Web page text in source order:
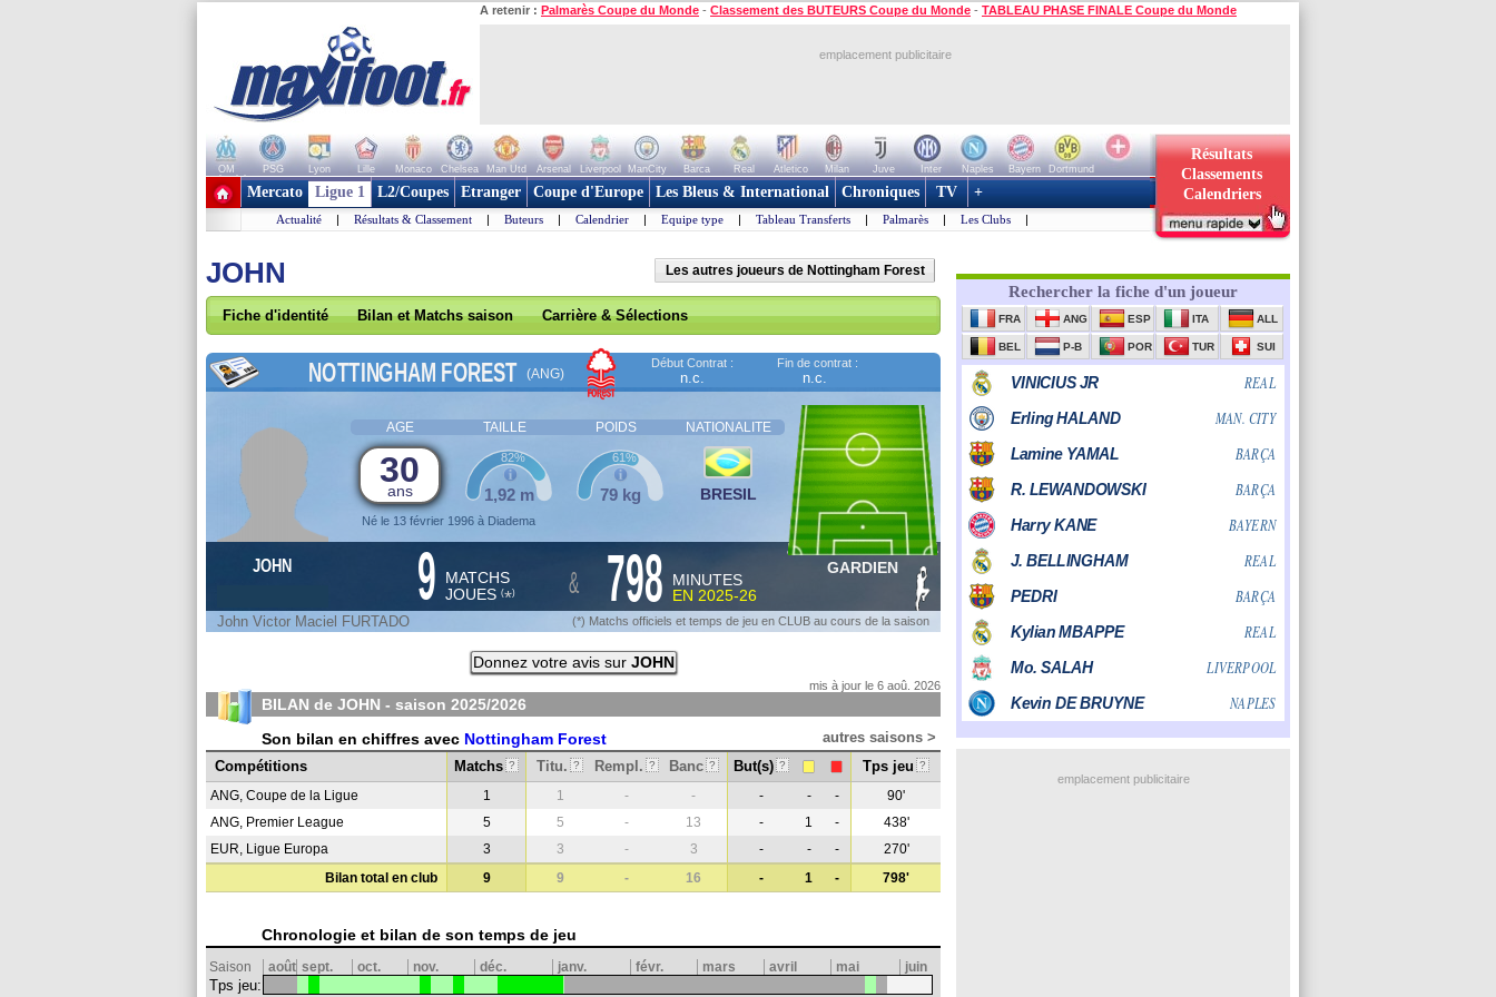
A retenir : Palmarès Coupe du Monde - Classement des BUTEURS Coupe du Monde - TABLEAU PHASE FINALE Coupe du Monde
emplacement publicitaire
OM PSG Lyon Lille Monaco Chelsea Man Utd Arsenal Liverpool ManCity Barca Real Atletico Milan Juve Inter Naples Bayern
Dortmund
+ de clubs
Résultats
Classements
Calendriers
Mercato Ligue 1 L2/Coupes Etranger Coupe d'Europe Les Bleus & International Chroniques TV +
Actualité | Résultats & Classement | Buteurs | Calendrier | Equipe type | Tableau Transferts | Palmarès | Les Clubs |
JOHN Les autres joueurs de Nottingham Forest
Fiche d'identité Bilan et Matchs saison Carrière & Sélections
NOTTINGHAM FOREST (ANG)
Début Contrat :
n.c.
Fin de contrat :
n.c.
AGE TAILLE POIDS NATIONALITE
30
ans
Né le 13 février 1996 à Diadema
1,92 m
82%
79 kg
61%
BRESIL
JOHN 9 MATCHS
JOUES (*) & 798
MINUTES
EN 2025-26
GARDIEN
John Victor Maciel FURTADO (*) Matchs officiels et temps de jeu en CLUB au cours de la saison
Donnez votre avis sur JOHN
mis à jour le 6 aoû. 2026
BILAN de JOHN - saison 2025/2026
Son bilan en chiffres avec Nottingham Forest
autres saisons >
Compétitions
Matchs ? Titu. ? Rempl. ? Banc ? But(s) ? Tps jeu ?
ANG, Coupe de la Ligue 1 1 - - - - -
90'
ANG, Premier League
5 5 - 13 - 1 -
438'
EUR, Ligue Europa
3 3 - 3 - - -
270'
Bilan total en club
9 9 - 16 - 1 - 798'
Chronologie et bilan de son temps de jeu
Saison août sept. oct. nov. déc. janv. févr. mars avril mai juin
Tps jeu:
emplacement publicitaire